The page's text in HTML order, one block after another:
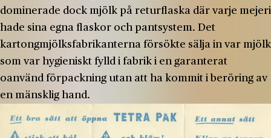
dominerade dock mjölk på returflaska där varje mejeri
hade sina egna flaskor och pantsystem. Det
kartongmjölksfabrikanterna försökte sälja in var mjölk
som var hygieniskt fylld i fabrik i en garanterat
oanvänd förpackning utan att ha kommit i beröring av
en mänsklig hand.